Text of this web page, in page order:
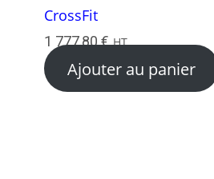
CrossFit
1 777,80€ HT
Ajouter au panier